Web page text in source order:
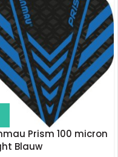
Prism 100 micron
Blauw